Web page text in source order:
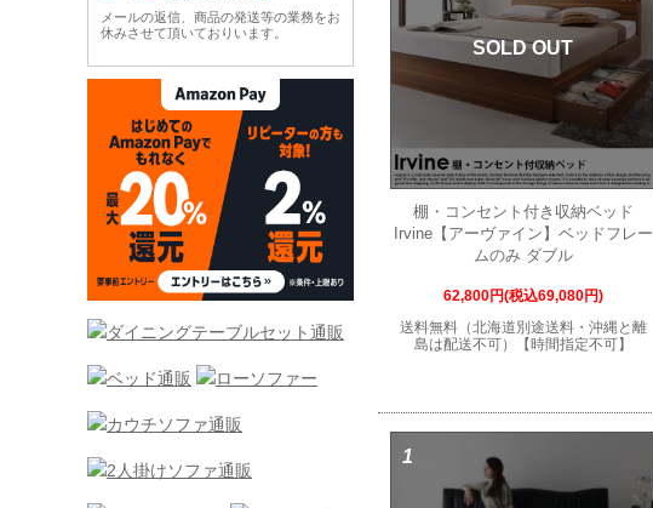
メールの返信、商品の発送等の業務をお
休みさせて頂いておりいます。
SOLD OUT
棚・コンセント付き収納ベッド
Irvine【アーヴァイン】ベッドフレー
ムのみ ダブル
62,800円(税込69,080円)
送料無料（北海道別途送料・沖縄と離
島は配送不可）【時間指定不可】
1